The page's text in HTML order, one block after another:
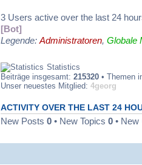
Frohe
Privat kann ihn
Pozilei
26.09.2023, 09:19
Letze
Mache mir da
in Ordnung ist.
noch erreichbar
dran.
Marcel
19.09.2023, 10:34
18.09.2023, 07:54
3 Users active over the last 24
[Bot]
Legende: Administratoren, Globale
Statistics
Beiträge insgesamt: 215320 • Themen
Unser neuestes Mitglied: 4georg
ACTIVITY OVER THE LAST 24
New Posts 0 • New Topics 0 •